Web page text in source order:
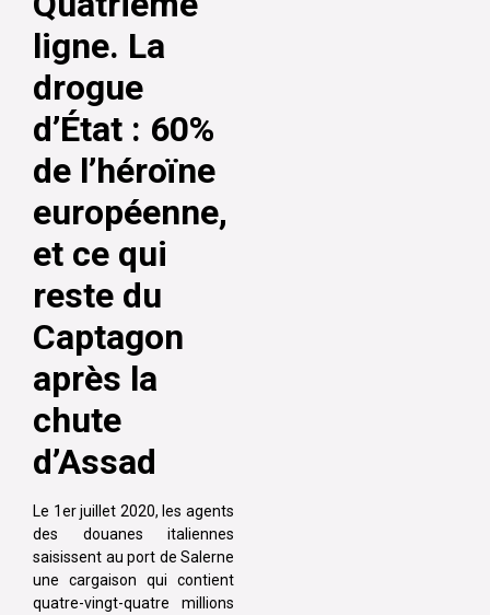
ligne. La
drogue
d’État : 60%
de l’héroïne
européenne,
et ce qui
reste du
Captagon
après la
chute
d’Assad
Le 1er juillet 2020, les agents
des douanes italiennes
saisissent au port de Salerne
une cargaison qui contient
quatre-vingt-quatre millions